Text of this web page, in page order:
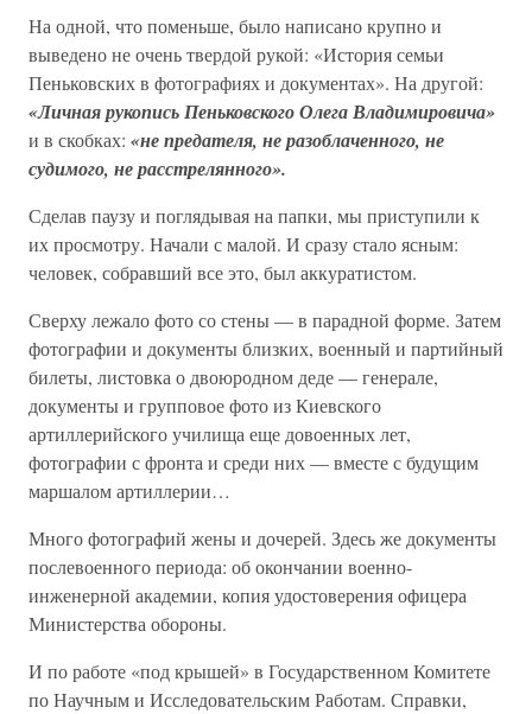
На одной, что поменьше, было написано крупно и
выведено не очень твердой рукой: «История семьи
Пеньковских в фотографиях и документах». На другой:
«Личная рукопись Пеньковского Олега Владимировича»
и в скобках: «не предателя, не разоблаченного, не
судимого, не расстрелянного».
Сделав паузу и поглядывая на папки, мы приступили к
их просмотру. Начали с малой. И сразу стало ясным:
человек, собравший все это, был аккуратистом.
Сверху лежало фото со стены — в парадной форме. Затем
фотографии и документы близких, военный и партийный
билеты, листовка о двоюродном деде — генерале,
документы и групповое фото из Киевского
артиллерийского училища еще довоенных лет,
фотографии с фронта и среди них — вместе с будущим
маршалом артиллерии…
Много фотографий жены и дочерей. Здесь же документы
послевоенного периода: об окончании военно-
инженерной академии, копия удостоверения офицера
Министерства обороны.
И по работе «под крышей» в Государственном Комитете
по Научным и Исследовательским Работам. Справки,